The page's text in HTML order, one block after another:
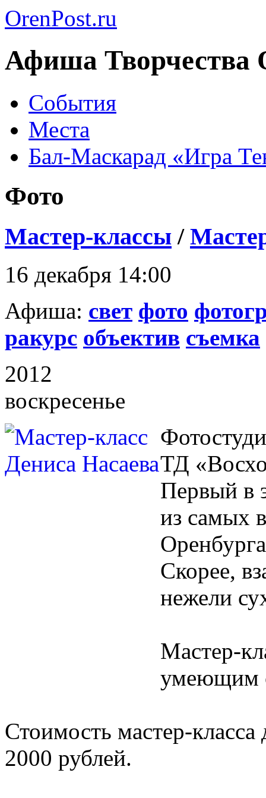
OrenPost.ru
Афиша Творчества
События
Места
Бал-Маскарад «Игра
Фото
Мастер-классы /
16 декабря 14:00
Афиша: свет фото
ракурс объектив съемка
2012
воскресенье
ТД
Первый в
из самых
Скорее,
нежели
Мастер-
умеющим
Стоимость мастер-класса
2000 рублей.